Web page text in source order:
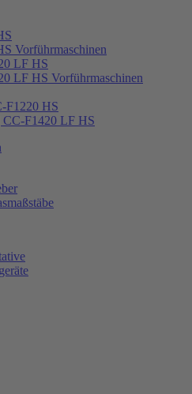
Vorführmaschinen
LF HS
LF HS Vorführmaschinen
F1220 HS
F1420 LF HS